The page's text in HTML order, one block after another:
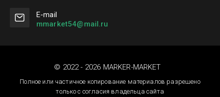
Е-mail
mmarket54@mail.ru
© 2022 - 2026 MARKER-MARKET
Полное или частичное копирование материалов разрешено
только с согласия владельца сайта